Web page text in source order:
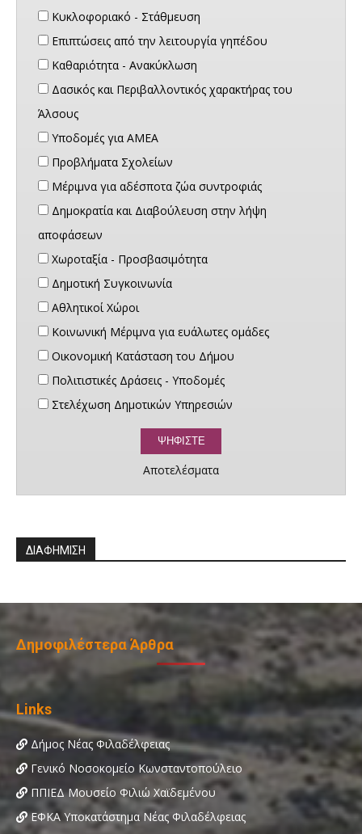
Κυκλοφοριακό - Στάθμευση
Επιπτώσεις από την λειτουργία γηπέδου
Καθαριότητα - Ανακύκλωση
Δασικός και Περιβαλλοντικός χαρακτήρας του
Άλσους
Υποδομές για ΑΜΕΑ
Προβλήματα Σχολείων
Μέριμνα για αδέσποτα ζώα συντροφιάς
Δημοκρατία και Διαβούλευση στην λήψη
αποφάσεων
Χωροταξία - Προσβασιμότητα
Δημοτική Συγκοινωνία
Αθλητικοί Χώροι
Κοινωνική Μέριμνα για ευάλωτες ομάδες
Οικονομική Κατάσταση του Δήμου
Πολιτιστικές Δράσεις - Υποδομές
Στελέχωση Δημοτικών Υπηρεσιών
Αποτελέσματα
ΔΙΑΦΗΜΙΣΗ
Δημοφιλέστερα Άρθρα
Links
Δήμος Νέας Φιλαδέλφειας
Γενικό Νοσοκομείο Κωνσταντοπούλειο
ΠΠΙΕΔ Μουσείο Φιλιώ Χαϊδεμένου
ΕΦΚΑ Υποκατάστημα Νέας Φιλαδέλφειας